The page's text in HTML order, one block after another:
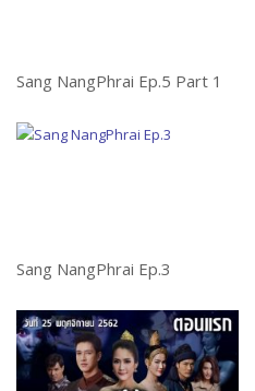
Sang NangPhrai Ep.5 Part 1
Sang NangPhrai Ep.3